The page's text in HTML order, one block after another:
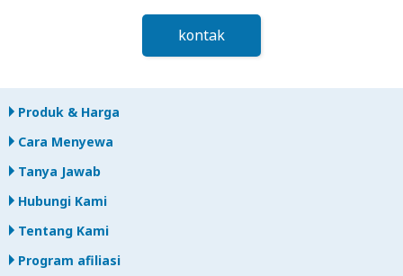
kontak
Produk & Harga
Cara Menyewa
Tanya Jawab
Hubungi Kami
Tentang Kami
Program afiliasi